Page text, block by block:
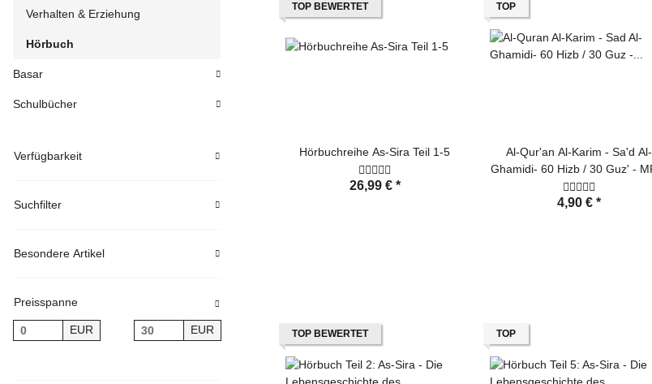
TOP BEWERTET
Hörbuchreihe As-Sira Teil 1-5
26,99 € *
TOP
Al-Qur'an Al-Karim - Sa'd Al-
Ghamidi- 60 Hizb / 30 Guz' - MP3-
CD
4,90 € *
TOP BEWERTET TOP
Verhalten & Erziehung
Hörbuch
Basar
Schulbücher
Verfügbarkeit
Suchfilter
Besondere Artikel
Preisspanne
EUR EUR